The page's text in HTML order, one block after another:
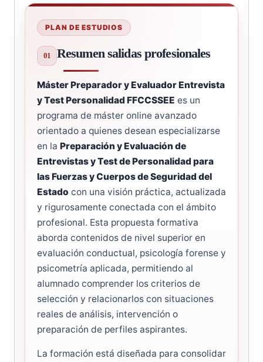
PLAN DE ESTUDIOS
Resumen salidas profesionales
Máster Preparador y Evaluador Entrevista
y Test Personalidad FFCCSSEE es un
programa de máster online avanzado
orientado a quienes desean especializarse
en la Preparación y Evaluación de
Entrevistas y Test de Personalidad para
las Fuerzas y Cuerpos de Seguridad del
Estado con una visión práctica, actualizada
y rigurosamente conectada con el ámbito
profesional. Esta propuesta formativa
aborda contenidos de nivel superior en
evaluación conductual, psicología forense y
psicometría aplicada, permitiendo al
alumnado comprender los criterios de
selección y relacionarlos con situaciones
reales de análisis, intervención o
preparación de perfiles aspirantes.
La formación está diseñada para consolidar